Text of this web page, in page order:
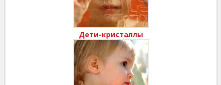
Дети-кристаллы